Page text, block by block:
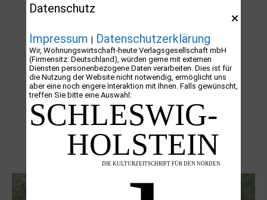
NUKLEUS Kiel
Datenschutz
Impressum | Datenschutzerklärung
Wir, Wohnungswirtschaft-heute Verlagsgesellschaft mbH
(Firmensitz: Deutschland), würden gerne mit externen
Diensten personenbezogene Daten verarbeiten. Dies ist für
die Nutzung der Website nicht notwendig, ermöglicht uns
aber eine noch engere Interaktion mit Ihnen. Falls gewünscht,
treffen Sie bitte eine Auswahl: